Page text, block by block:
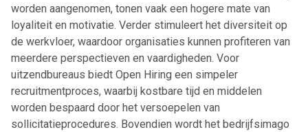
worden aangenomen, tonen vaak een hogere mate van
loyaliteit en motivatie. Verder stimuleert het diversiteit op
de werkvloer, waardoor organisaties kunnen profiteren van
meerdere perspectieven en vaardigheden. Voor
uitzendbureaus biedt Open Hiring een simpeler
recruitmentproces, waarbij kostbare tijd en middelen
worden bespaard door het versoepelen van
sollicitatieprocedures. Bovendien wordt het bedrijfsimago